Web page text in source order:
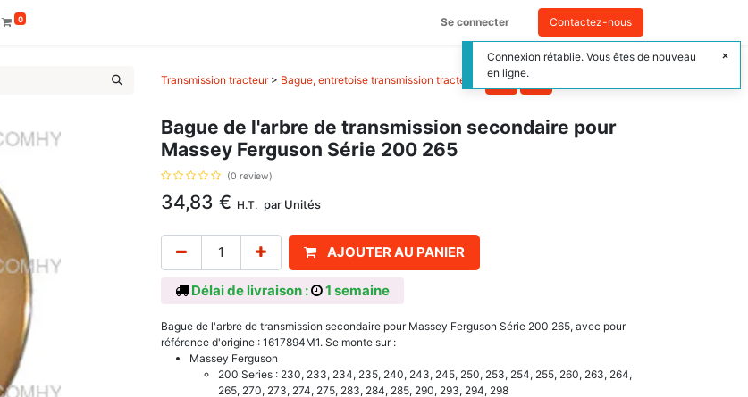
0 Se connecter Contactez-nous
Transmission tracteur> Bague, entretoise transmission tracteur
Bague de l'arbre de transmission secondaire pour
Massey Ferguson Série 200 265
(0 review)
34,83 € H.T. par Unités
AJOUTER AU PANIER
Délai de livraison : 1 semaine
Bague de l'arbre de transmission secondaire pour Massey Ferguson Série 200 265, avec pour
référence d'origine : 1617894M1. Se monte sur :
Massey Ferguson
200 Series : 230, 233, 234, 235, 240, 243, 245, 250, 253, 254, 255, 260, 263, 264,
265, 270, 273, 274, 275, 283, 284, 285, 290, 293, 294, 298
Connexion rétablie. Vous êtes de nouveau
en ligne.